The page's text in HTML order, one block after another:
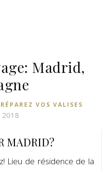
Madrid,
VOS VALISES
2018
MADRID?
Lieu de résidence de la